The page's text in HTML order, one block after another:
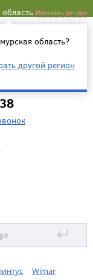
Изменить регион
область?
другой регион
↵
Wimar